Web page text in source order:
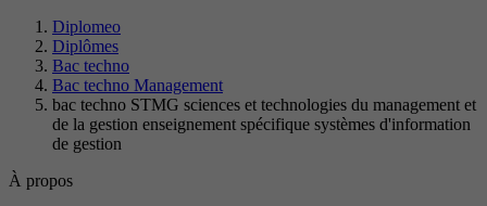
Diplomeo
Diplômes
Bac techno
Bac techno Management
bac techno STMG sciences et technologies du management et
de la gestion enseignement spécifique systèmes d'information
de gestion
À propos